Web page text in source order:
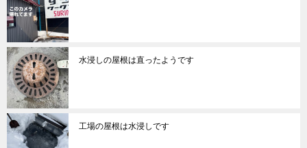
水浸しの屋根は直ったようです
工場の屋根は水浸しです